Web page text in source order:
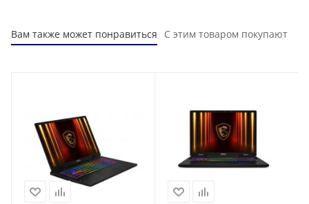
Вам также может понравиться С этим товаром покупают